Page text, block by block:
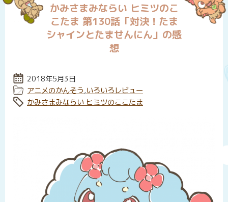
かみさまみならい ヒミツのこ
こたま 第130話「対決！たま
シャインとたませんにん」の感
想
投稿日:
2018年5月3日
カテゴリー:
アニメのかんそう,いろいろレビュー
タグ:
かみさまみならい ヒミツのここたま